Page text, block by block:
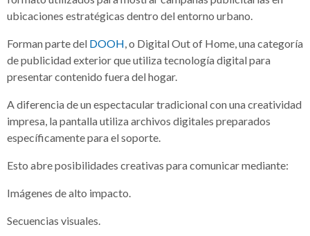
ubicaciones estratégicas dentro del entorno urbano.
Forman parte del DOOH , o Digital Out of Home, una categoría
de publicidad exterior que utiliza tecnología digital para
presentar contenido fuera del hogar.
A diferencia de un espectacular tradicional con una creatividad
impresa, la pantalla utiliza archivos digitales preparados
específicamente para el soporte.
Esto abre posibilidades creativas para comunicar mediante:
Imágenes de alto impacto.
Secuencias visuales.